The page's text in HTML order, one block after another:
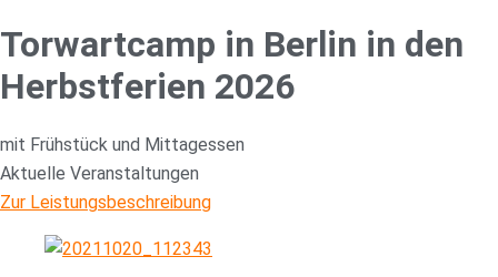
Torwartcamp in Berlin in den
Herbstferien 2026
mit Frühstück und Mittagessen
Aktuelle Veranstaltungen
Zur Leistungsbeschreibung